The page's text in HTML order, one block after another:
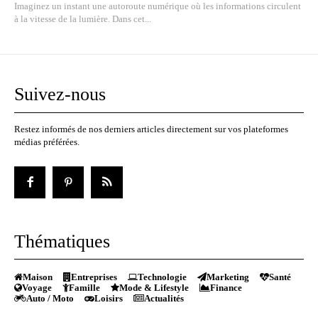
Imaginez un instant une autoroute numérique où les informations circulent
à la vitesse de la lumière. Dans cet...
Suivez-nous
Restez informés de nos derniers articles directement sur vos plateformes
médias préférées.
Thématiques
Maison Entreprises Technologie Marketing
Santé
Voyage
Famille Mode & Lifestyle
Finance
Auto / Moto
Loisirs Actualités